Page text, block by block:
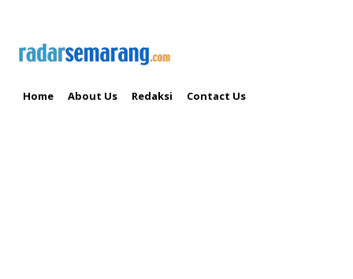
Home About Us Redaksi Contact Us